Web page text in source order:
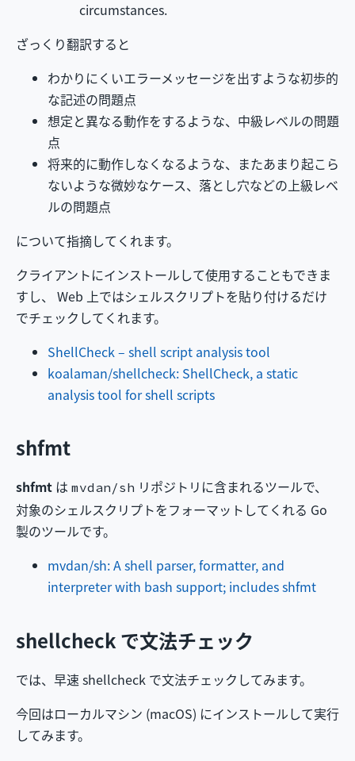
circumstances.
ざっくり翻訳すると
わかりにくいエラーメッセージを出すような初歩的
な記述の問題点
想定と異なる動作をするような、中級レベルの問題
点
将来的に動作しなくなるような、またあまり起こら
ないような微妙なケース、落とし穴などの上級レベ
ルの問題点
について指摘してくれます。
クライアントにインストールして使用することもできま
すし、 Web 上ではシェルスクリプトを貼り付けるだけ
でチェックしてくれます。
ShellCheck – shell script analysis tool
koalaman/shellcheck: ShellCheck, a static
analysis tool for shell scripts
shfmt
shfmt は mvdan/sh リポジトリに含まれるツールで、
対象のシェルスクリプトをフォーマットしてくれる Go
製のツールです。
mvdan/sh: A shell parser, formatter, and
interpreter with bash support; includes shfmt
shellcheck で文法チェック
では、早速 shellcheck で文法チェックしてみます。
今回はローカルマシン (macOS) にインストールして実行
してみます。